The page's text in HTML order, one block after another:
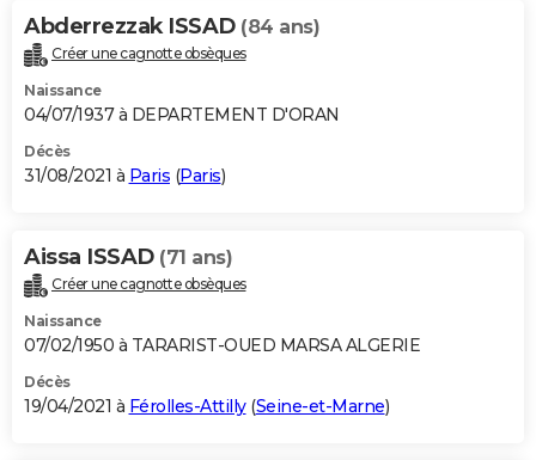
Abderrezzak ISSAD (84 ans)
Créer une cagnotte obsèques
Naissance
04/07/1937 à DEPARTEMENT D'ORAN
Décès
31/08/2021 à Paris (Paris)
Aissa ISSAD (71 ans)
Créer une cagnotte obsèques
Naissance
07/02/1950 à TARARIST-OUED MARSA ALGERIE
Décès
19/04/2021 à Férolles-Attilly(Seine-et-Marne)